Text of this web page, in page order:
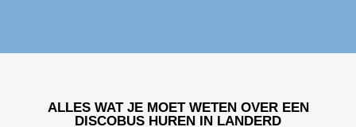
ALLES WAT JE MOET WETEN OVER EEN
DISCOBUS HUREN IN LANDERD